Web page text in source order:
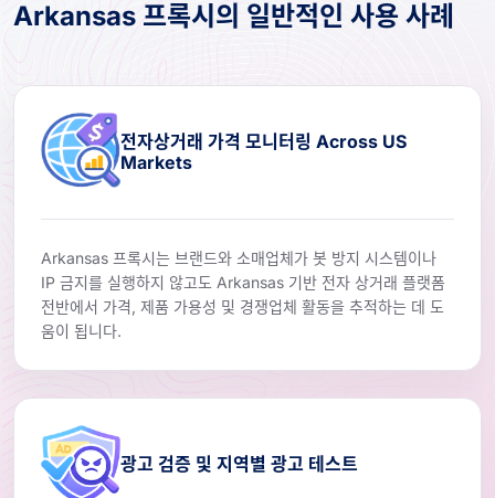
Arkansas 프록시의 일반적인 사용 사례
전자상거래 가격 모니터링 Across US
Markets
Arkansas 프록시는 브랜드와 소매업체가 봇 방지 시스템이나
IP 금지를 실행하지 않고도 Arkansas 기반 전자 상거래 플랫폼
전반에서 가격, 제품 가용성 및 경쟁업체 활동을 추적하는 데 도
움이 됩니다.
광고 검증 및 지역별 광고 테스트